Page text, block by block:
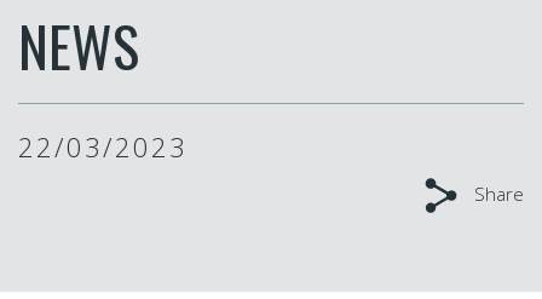
NEWS
22/03/2023
Share